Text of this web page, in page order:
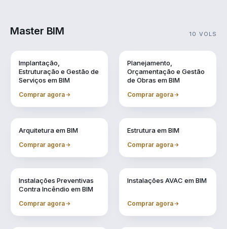
Master BIM 10 VOLS
Implantação,
Estruturação e Gestão de
Serviços em BIM
Comprar agora
Planejamento,
Orçamentação e Gestão
de Obras em BIM
Comprar agora
Arquitetura em BIM
Comprar agora
Estrutura em BIM
Comprar agora
Instalações Preventivas
Contra Incêndio em BIM
Comprar agora
Instalações AVAC em BIM
Comprar agora